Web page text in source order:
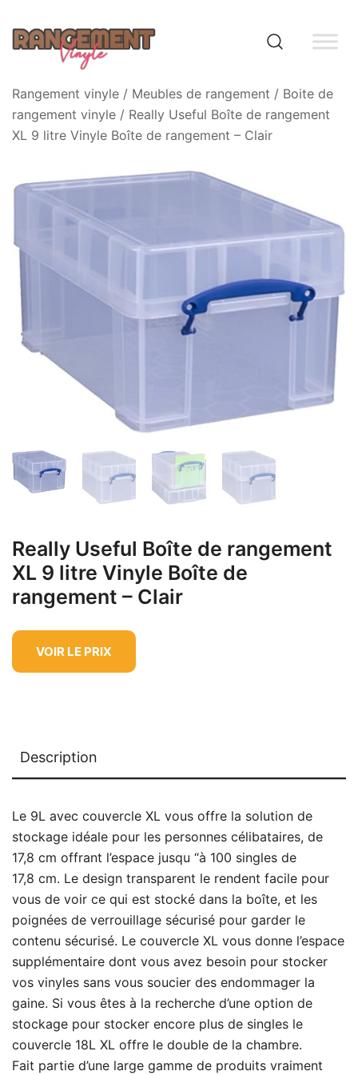
content
Rangement vinyle
Rangement vinyle / Meubles de rangement / Boite de
rangement vinyle / Really Useful Boîte de rangement
XL 9 litre Vinyle Boîte de rangement – Clair
Really Useful Boîte de rangement
XL 9 litre Vinyle Boîte de
rangement – Clair
VOIR LE PRIX
Description
Le 9L avec couvercle XL vous offre la solution de
stockage idéale pour les personnes célibataires, de
17,8 cm offrant l’espace jusqu “à 100 singles de
17,8 cm. Le design transparent le rendent facile pour
vous de voir ce qui est stocké dans la boîte, et les
poignées de verrouillage sécurisé pour garder le
contenu sécurisé. Le couvercle XL vous donne l’espace
supplémentaire dont vous avez besoin pour stocker
vos vinyles sans vous soucier des endommager la
gaine. Si vous êtes à la recherche d’une option de
stockage pour stocker encore plus de singles le
couvercle 18L XL offre le double de la chambre.
Fait partie d’une large gamme de produits vraiment